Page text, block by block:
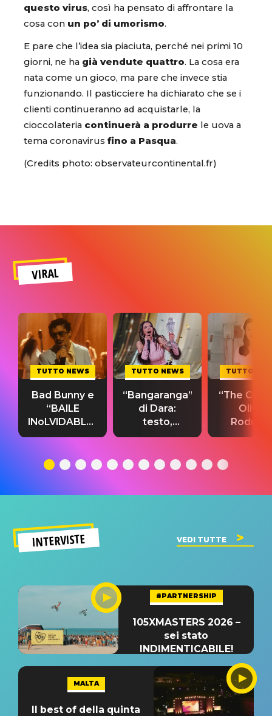
questo virus, così ha pensato di affrontare la
cosa con un po’ di umorismo.
E pare che l’idea sia piaciuta, perché nei primi 10
giorni, ne ha già vendute quattro. La cosa era
nata come un gioco, ma pare che invece stia
funzionando. Il pasticciere ha dichiarato che se i
clienti continueranno ad acquistarle, la
cioccolateria continuerà a produrre le uova a
tema coronavirus fino a Pasqua.
(Credits photo: observateurcontinental.fr)
VIRAL
TUTTO NEWS
Bad Bunny e
“BAILE
INoLVIDABLE”:
testo,
significato
TUTTO NEWS
“Bangaranga”
di Dara:
testo,
traduzione e
del singolo
TUTTO
“The
Olivia
testo,
INTERVISTE VEDI TUTTE
#PARTNERSHIP
105XMASTERS 2026 –
sei stato
INDIMENTICABILE!
MALTA
Il best of della quinta